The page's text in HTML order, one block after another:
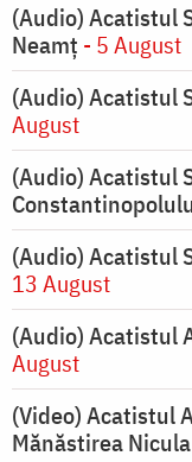
(Audio) Acatistul
Neamț - 5 August
(Audio) Acatistul
August
(Audio) Acatistul
(Audio) Acatistul
13 August
(Audio) Acatistul
August
(Video) Acatistul
Mănăstirea Nicula